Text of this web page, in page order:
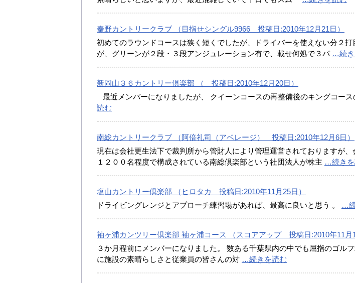
秦野カントリークラブ （目指せシングル9966 投稿日:2010年12月21日）
初めてのラウンドコースは狭く短くでしたが、ドライバーを使えない分２
が、グリーンが２段・３段アンジュレーション有で、載せ何処で３パ …続き
新岡山３６カントリー倶楽部 （ 投稿日:2010年12月20日）
最近メンバーになりましたが、 クイーンコースの再整備後のキングコー
読む
南総カントリークラブ （阿倍礼司（アベレージ） 投稿日:2010年12月6日）
現在は会社更生法下で裁判所から管財人により管理運営されておりますが
１２００名程度で構成されている南総倶楽部という社団法人が株主 …続きを
塩山カントリー倶楽部 （ヒロタカ 投稿日:2010年11月25日）
ドライビングレンジとアプローチ練習場があれば、最高に良いと思う 。
…
袖ヶ浦カンツリー倶楽部 袖ヶ浦コース （スコアアップ 投稿日:2010年11月1
３か月程前にメンバーになりました。 数ある千葉県内の中でも屈指のゴル
に施設の素晴らしさと従業員の皆さんの対 …続きを読む